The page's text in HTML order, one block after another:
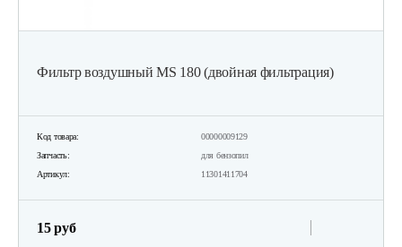
Фильтр воздушный MS 180 (двойная фильтрация)
Код товара:
00000009129
Запчасть:
для бензопил
Артикул:
11301411704
15 руб